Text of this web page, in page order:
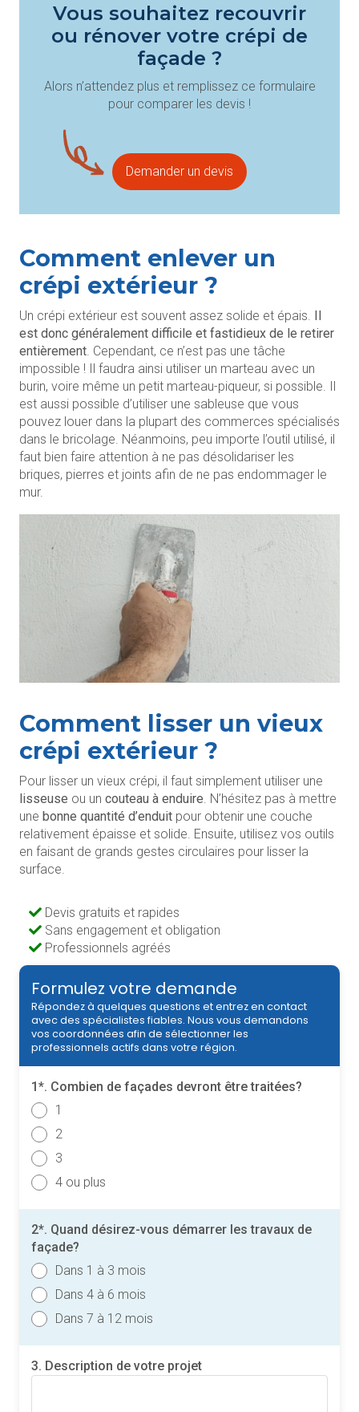
Vous souhaitez recouvrir
ou rénover votre crépi de
façade ?
Alors n’attendez plus et remplissez ce formulaire
pour comparer les devis !
Demander un devis
Comment enlever un
crépi extérieur ?
Un crépi extérieur est souvent assez solide et épais. Il
est donc généralement difficile et fastidieux de le retirer
entièrement. Cependant, ce n’est pas une tâche
impossible ! Il faudra ainsi utiliser un marteau avec un
burin, voire même un petit marteau-piqueur, si possible. Il
est aussi possible d’utiliser une sableuse que vous
pouvez louer dans la plupart des commerces spécialisés
dans le bricolage. Néanmoins, peu importe l’outil utilisé, il
faut bien faire attention à ne pas désolidariser les
briques, pierres et joints afin de ne pas endommager le
mur.
Comment lisser un vieux
crépi extérieur ?
Pour lisser un vieux crépi, il faut simplement utiliser une
lisseuse ou un couteau à enduire. N’hésitez pas à mettre
une bonne quantité d’enduit pour obtenir une couche
relativement épaisse et solide. Ensuite, utilisez vos outils
en faisant de grands gestes circulaires pour lisser la
surface.
Devis gratuits et rapides
Sans engagement et obligation
Professionnels agréés
Formulez votre demande
Répondez à quelques questions et entrez en contact
avec des spécialistes fiables. Nous vous demandons
vos coordonnées afin de sélectionner les
professionnels actifs dans votre région.
1*. Combien de façades devront être traitées?
1
2
3
4 ou plus
2*. Quand désirez-vous démarrer les travaux de
façade?
Dans 1 à 3 mois
Dans 4 à 6 mois
Dans 7 à 12 mois
3. Description de votre projet